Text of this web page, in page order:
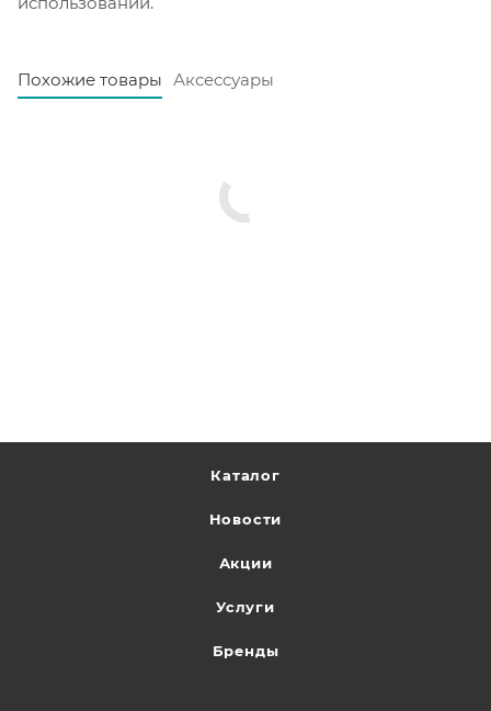
Похожие товары Аксессуары
Каталог
Новости
Акции
Услуги
Бренды